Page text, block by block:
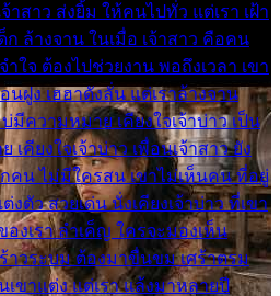
าสาว ส่งยิ้ม ให้คนไปทั่ว แต่เรา เฝ้า
ก ล้างจาน ในเมื่อ เจ้าสาว คือคน
ใจ ต้องไปช่วยงาน พอถึงเวลา เขา
ฝูง เฮฮาดังลั่น แต่เราล้างจาน
มีความหมาย เคียงใจเจ้าบ่าว เป็น
คียงใจเจ้าบ่าว เพื่อนเจ้าสาว ยัง
คน ไม่มีใครสน เขาไม่เห็นคน ที่อยู่
งตัว สวยเด่น นั่งเคียงเจ้าบ่าว ที่เขา
องเรา ลำเค็ญ ใครจะมองเห็น
าวระบม ต้องมาขื่นขม เศร้าตรม
ขาแต่ง แต่เรา แล้งมาหลายปี